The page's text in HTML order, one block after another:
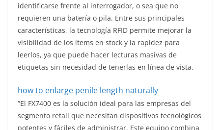
identificarse frente al interrogador, o sea que no
requieren una batería o pila. Entre sus principales
características, la tecnología RFID permite mejorar la
visibilidad de los ítems en stock y la rapidez para
leerlos, ya que puede hacer lecturas masivas de
etiquetas sin necesidad de tenerlas en línea de vista.
how to enlarge penile length naturally
“El FX7400 es la solución ideal para las empresas del
segmento retail que necesitan dispositivos tecnológicos
potentes y fáciles de administrar. Este equipo combina